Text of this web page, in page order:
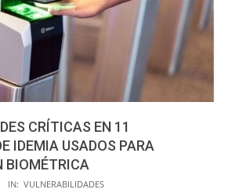
CRÍTICAS EN 11
IDEMIA USADOS PARA
BIOMÉTRICA
IN: VULNERABILIDADES